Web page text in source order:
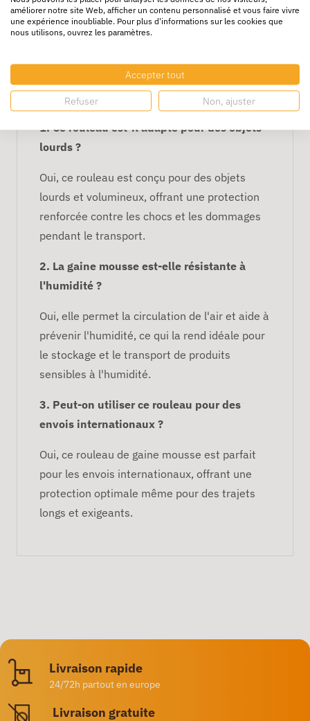
Longueur :50 mètres pour une
couverture étendue et plusieurs
FAQ – Rouleau de Gaine Filet
Mousse 0,120 x 50m
1. Ce rouleau est-il adapté pour des objets
lourds ?
Oui, ce rouleau est conçu pour des objets
lourds et volumineux, offrant une protection
renforcée contre les chocs et les dommages
pendant le transport.
2. La gaine mousse est-elle résistante à
l'humidité ?
Oui, elle permet la circulation de l'air et aide à
prévenir l'humidité, ce qui la rend idéale pour
le stockage et le transport de produits
sensibles à l'humidité.
3. Peut-on utiliser ce rouleau pour des
envois internationaux ?
Oui, ce rouleau de gaine mousse est parfait
pour les envois internationaux, offrant une
protection optimale même pour des trajets
longs et exigeants.
Livraison rapide
24/72h partout en europe
Livraison gratuite
améliorer notre site Web, afficher un contenu personnalisé et vous faire vivre
une expérience inoubliable. Pour plus d'informations sur les cookies que
nous utilisons, ouvrez les paramètres.
Accepter tout
Refuser Non, ajuster